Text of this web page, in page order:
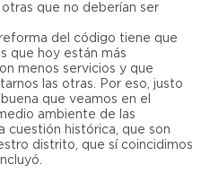
que no deberían ser
del código tiene que
que hoy están más
menos servicios y que
las otras. Por eso, justo
que veamos en el
ambiente de las
cuestión histórica, que son
distrito, que sí coincidimos